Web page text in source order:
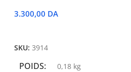
3.300,00 DA
SKU:3914
POIDS 0,18 kg